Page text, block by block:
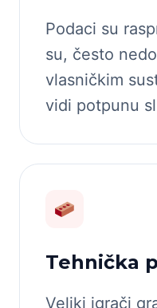
Podaci su
su, često
vlasničkim
vidi potpunu
Tehnička
Veliki igrači